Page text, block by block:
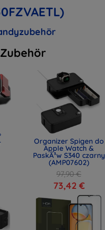
Zubehör
Organizer Spigen do
Apple Watch &
PaskÃ³w S340 czarny
(AMP07602)
97,90 €
73,42 €